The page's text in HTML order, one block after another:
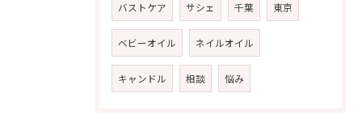
バストケア サシェ 千葉 東京
ベビーオイル ネイルオイル
キャンドル 相談 悩み